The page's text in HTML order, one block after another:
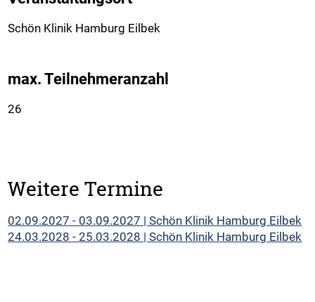
Schön Klinik Hamburg Eilbek
max. Teilnehmeranzahl
26
Weitere Termine
02.09.2027 - 03.09.2027 | Schön Klinik Hamburg Eilbek
24.03.2028 - 25.03.2028 | Schön Klinik Hamburg Eilbek